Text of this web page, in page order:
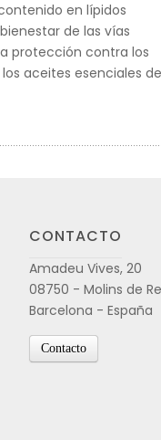
en lípidos
de las vías
protección contra los
aceites esenciales
CONTACTO
Amadeu Vives, 20
08750 - Molins de
Barcelona - España
Contacto